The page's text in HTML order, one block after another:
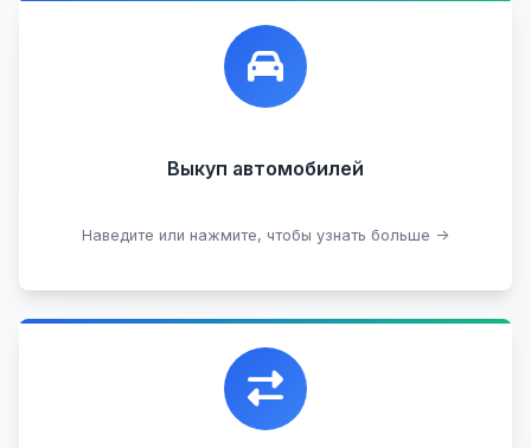
Выкуп автомобилей
Наведите или нажмите, чтобы узнать больше →
Лучшие предложения по выкупу автомобилей,
любых:
Проблемные
Кредитные
В залоге
Узнать стоимость
Уникальная возможность обменять ваш
автомобиль с доплатой, подобрав вам
подходящий вариант.